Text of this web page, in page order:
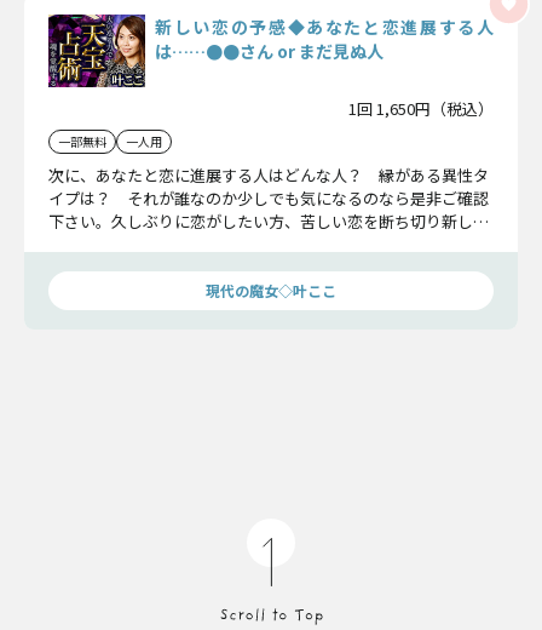
新しい恋の予感◆あなたと恋進展する人
は……●●さん or まだ見ぬ人
1回 1,650円（税込）
一部無料 一人用
次に、あなたと恋に進展する人はどんな人？ 縁がある異性タ
イプは？ それが誰なのか少しでも気になるのなら是非ご確認
下さい。久しぶりに恋がしたい方、苦しい恋を断ち切り新しい
現代の魔女◇叶ここ